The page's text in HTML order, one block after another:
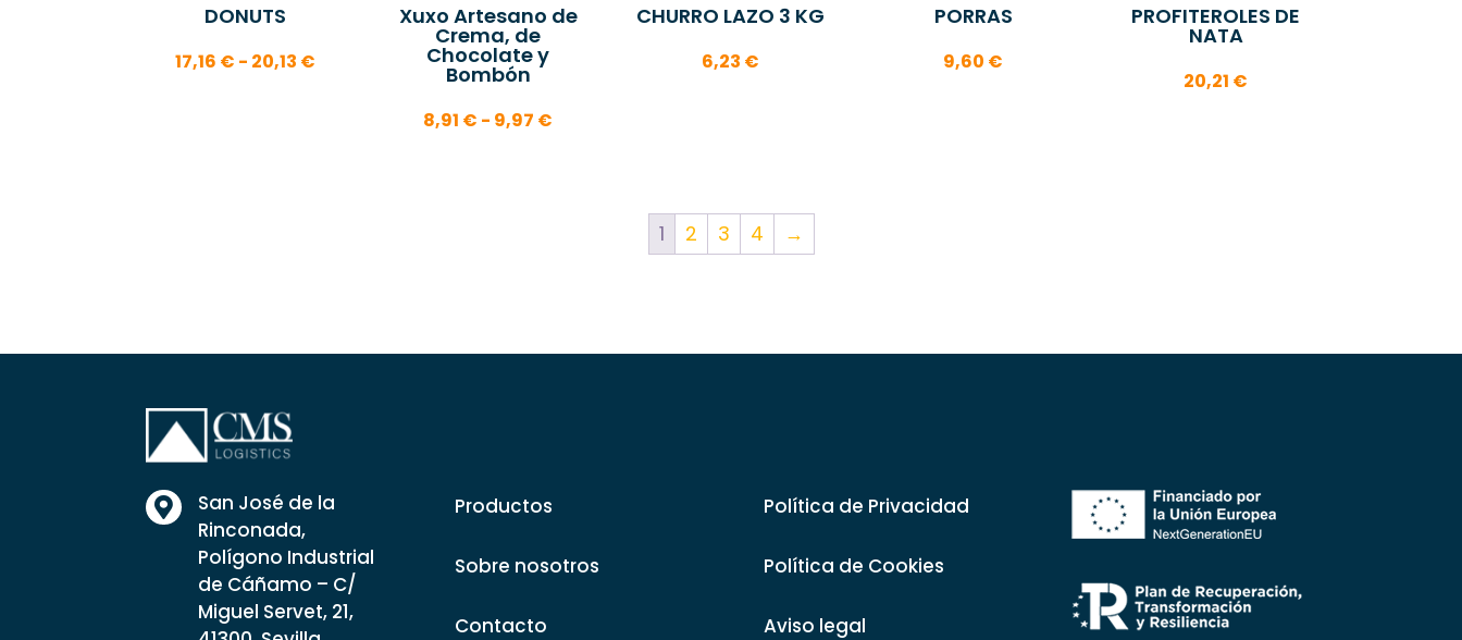
DONUTS
17,16 € - 20,13 €
Xuxo Artesano de
Crema, de
Chocolate y
Bombón
8,91 € - 9,97 €
CHURRO LAZO 3 KG
6,23 €
PORRAS
9,60 €
PROFITEROLES DE
NATA
20,21 €
1 2 3 4 →

San José de la
Rinconada,
Polígono Industrial
de Cáñamo – C/
Miguel Servet, 21,
Productos
Sobre nosotros
Contacto
Política de Privacidad
Política de Cookies
Aviso legal